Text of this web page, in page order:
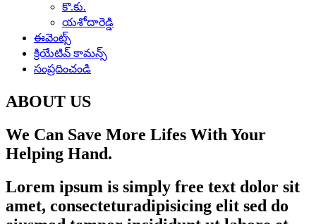
కొ.కు.
యశోదారెడ్డి
ఈవెంట్స్
క్రియేటివ్ కామన్స్
సంప్రదించండి
ABOUT US
We Can Save More Lifes With Your
Helping Hand.
Lorem ipsum is simply free text dolor sit
amet, consecteturadipisicing elit sed do